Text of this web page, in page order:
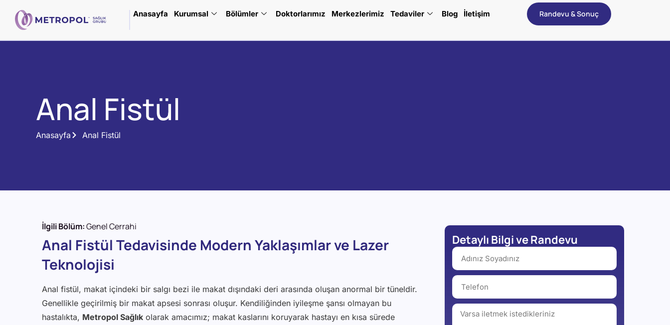
Anasayfa Kurumsal Bölümler Doktorlarımız Merkezlerimiz Tedaviler Blog İletişim Randevu & Sonuç
Anal Fistül
Anasayfa Anal Fistül
İlgili Bölüm:Genel Cerrahi
Anal Fistül Tedavisinde Modern Yaklaşımlar ve Lazer
Teknolojisi
Anal fistül, makat içindeki bir salgı bezi ile makat dışındaki deri arasında oluşan anormal bir tüneldir.
Genellikle geçirilmiş bir makat apsesi sonrası oluşur. Kendiliğinden iyileşme şansı olmayan bu
hastalıkta, Metropol Sağlık olarak amacımız; makat kaslarını koruyarak hastayı en kısa sürede
Detaylı Bilgi ve Randevu